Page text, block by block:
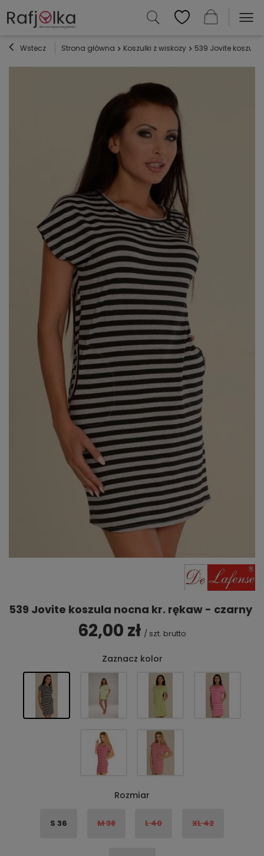
Wstecz Strona główna Koszulki z wiskozy 539 Jovite
539 Jovite koszula nocna kr. rękaw - czarny
62,00 zł / szt. brutto
Zaznacz kolor
Rozmiar
S 36 M 38 L 40 XL 42